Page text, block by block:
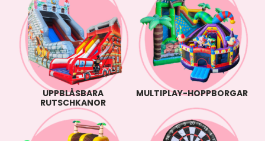
UPPBLÅSBARA
RUTSCHKANOR
MULTIPLAY-HOPPBORGAR